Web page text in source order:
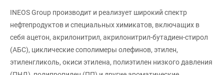
INEOS Group производит и реализует широкий спектр
нефтепродуктов и специальных химикатов, включащих в
себя ацетон, акрилонитрил, акрилонитрил-бутадиен-стирол
(АБС), циклические сополимеры олефинов, этилен,
этиленгликоль, окиси этилена, полиэтилен низкого давления